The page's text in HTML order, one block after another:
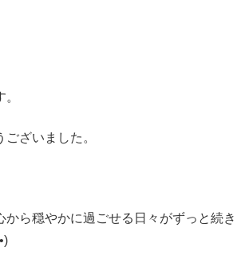
ざいました。
から穏やかに過ごせる日々がずっと続き